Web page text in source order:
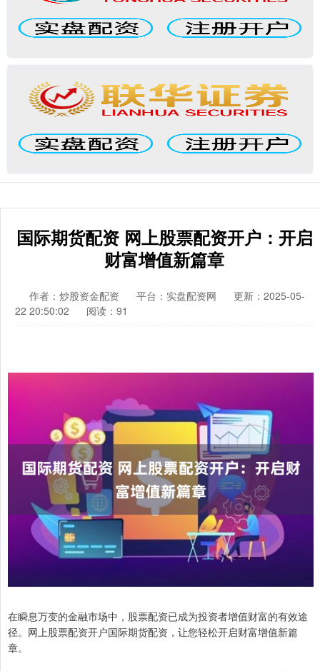
国际期货配资 网上股票配资开户：开启
财富增值新篇章
作者：炒股资金配资 平台：实盘配资网
更新：2025-05-
22 20:50:02
阅读：91
在瞬息万变的金融市场中，股票配资已成为投资者增值财富的有效途
径。网上股票配资开户国际期货配资，让您轻松开启财富增值新篇
章。